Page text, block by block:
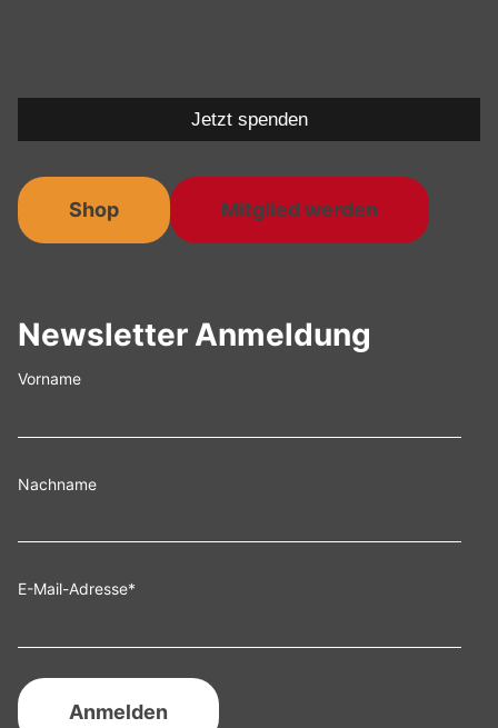
Shop Mitglied werden
Newsletter Anmeldung
Vorname
Nachname
E-Mail-Adresse*
Jetzt spenden